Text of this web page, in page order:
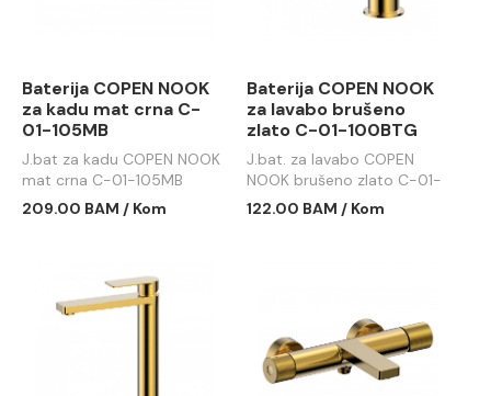
Baterija COPEN NOOK
za kadu mat crna C-
01-105MB
J.bat za kadu COPEN NOOK
mat crna C-01-105MB
209.00 BAM / Kom
Baterija COPEN NOOK
za lavabo brušeno
zlato C-01-100BTG
J.bat. za lavabo COPEN
NOOK brušeno zlato C-01-
100BTG
122.00 BAM / Kom